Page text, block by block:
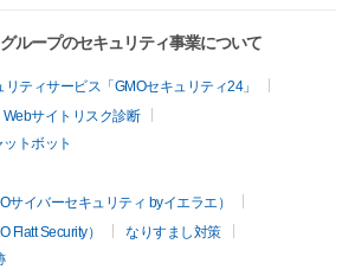
ループのセキュリティ事業について
ティサービス「GMOセキュリティ24」
Webサイトリスク診断
トボット
サイバーセキュリティ byイエラエ）
Flatt Security）
なりすまし対策